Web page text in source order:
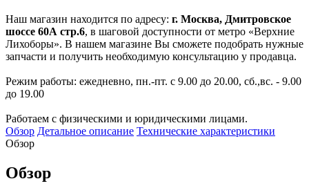
Наш магазин находится по адресу: г. Москва, Дмитровское
шоссе 60А стр.6, в шаговой доступности от метро «Верхние
Лихоборы». В нашем магазине Вы сможете подобрать нужные
запчасти и получить необходимую консультацию у продавца.
Режим работы: ежедневно, пн.-пт. с 9.00 до 20.00, сб.,вс. - 9.00
до 19.00
Работаем с физическими и юридическими лицами.
Обзор Детальное описание Технические характеристики
Обзор
Обзор